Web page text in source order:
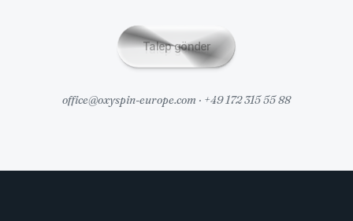
Talep gönder
office@oxyspin-europe.com · +49 172 315 55 88